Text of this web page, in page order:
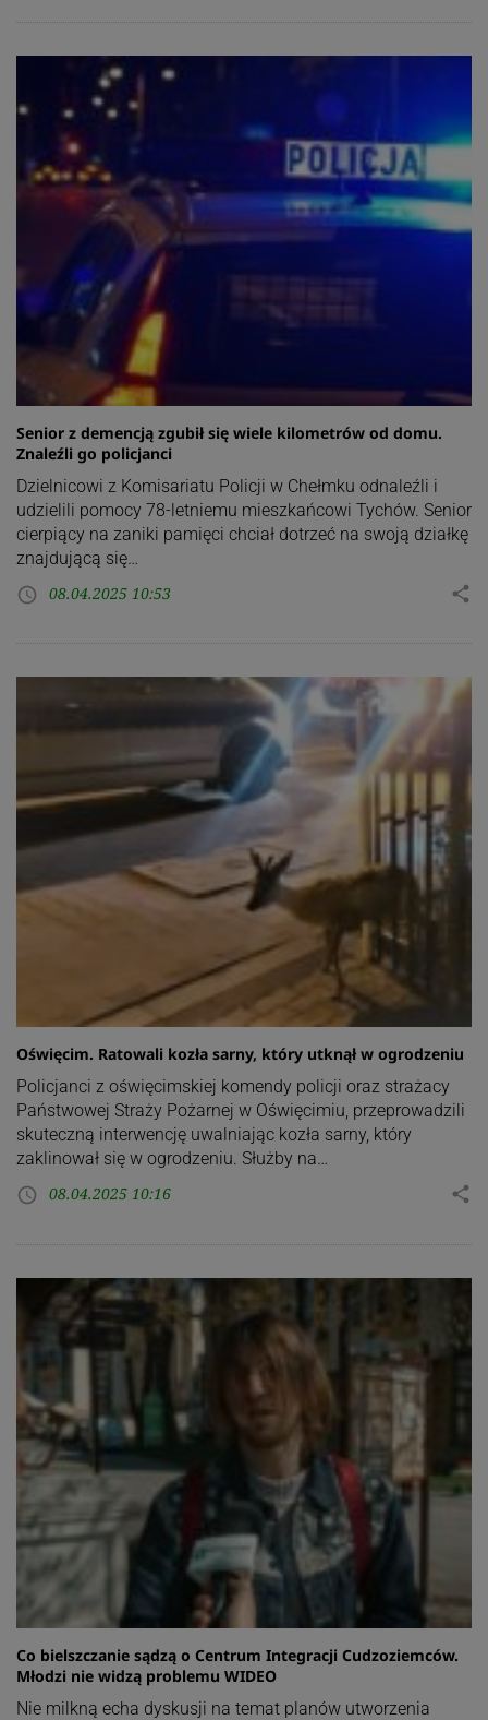
Senior z demencją zgubił się wiele kilometrów od domu.
Znaleźli go policjanci
Dzielnicowi z Komisariatu Policji w Chełmku odnaleźli i
udzielili pomocy 78-letniemu mieszkańcowi Tychów. Senior
cierpiący na zaniki pamięci chciał dotrzeć na swoją działkę
znajdującą się…
access_time 08.04.2025 10:53 share
Oświęcim. Ratowali kozła sarny, który utknął w ogrodzeniu
Policjanci z oświęcimskiej komendy policji oraz strażacy
Państwowej Straży Pożarnej w Oświęcimiu, przeprowadzili
skuteczną interwencję uwalniając kozła sarny, który
zaklinował się w ogrodzeniu. Służby na…
access_time 08.04.2025 10:16 share
Co bielszczanie sądzą o Centrum Integracji Cudzoziemców.
Młodzi nie widzą problemu WIDEO
Nie milkną echa dyskusji na temat planów utworzenia